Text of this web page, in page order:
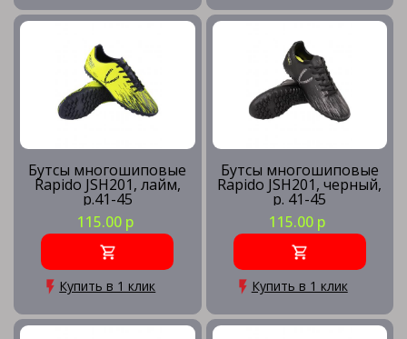
Бутсы многошиповые
Rapido JSH201, лайм,
р.41-45
115.00 р
Купить в 1 клик
Бутсы многошиповые
Rapido JSH201, черный,
р. 41-45
115.00 р
Купить в 1 клик